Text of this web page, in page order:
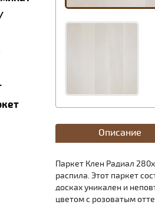
Описание
Паркет Клен Радиал
распила. Этот паркет
досках уникален и
цветом с розоватым